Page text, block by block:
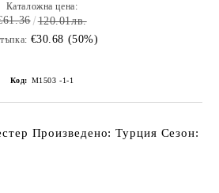
Каталожна цена:
120.01лв.
€30.68 (50%)
Код: M1503 -1-1
Произведено: Турция Сезон: